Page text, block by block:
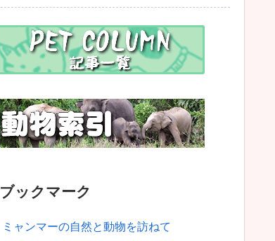
ブックマーク
ミャンマーの自然と動物を訪ねて